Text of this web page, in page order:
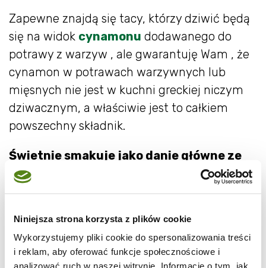
Niniejsza strona korzysta z plików cookie
Wykorzystujemy pliki cookie do spersonalizowania treści
i reklam, aby oferować funkcje społecznościowe i
analizować ruch w naszej witrynie. Informacje o tym, jak
Zapewne znajdą się tacy, którzy dziwić będą
się na widok cynamonu dodawanego do
potrawy z warzyw , ale gwarantuję Wam , że
cynamon w potrawach warzywnych lub
mięsnych nie jest w kuchni greckiej niczym
dziwacznym, a właściwie jest to całkiem
powszechny składnik.
Świetnie smakuje jako danie główne ze
świeżą pitą lub chrupiącą bagietką.